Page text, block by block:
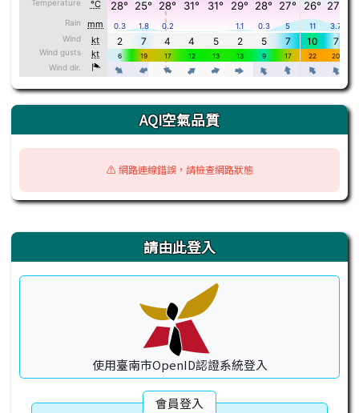
AQI空氣品質
⚠️ 網路連線錯誤，請檢查網路狀態
右邊區域內容 請由此登入
使用臺南市OpenID認證系統登入
會員登入